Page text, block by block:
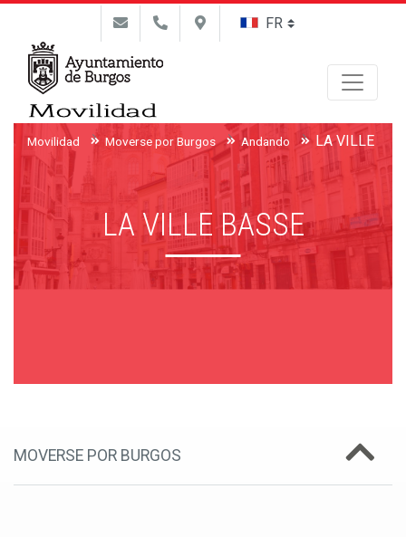
Movilidad Moverse por Burgos Andando LA VILLE
LA VILLE BASSE
MOVERSE POR BURGOS